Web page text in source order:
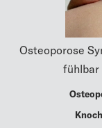
Osteoporose
fühlbar